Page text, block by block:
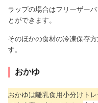
ラップの場合はフリーザー
とができます。
そのほかの食材の冷凍保存
す。
おかゆ
おかゆは離乳食用小分けト